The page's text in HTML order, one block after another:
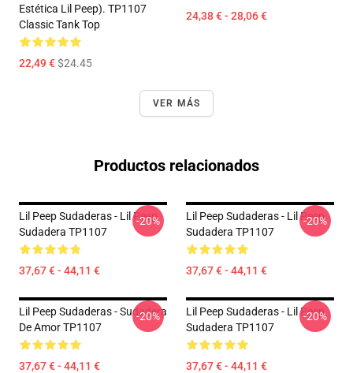
Estética Lil Peep). TP1107
Classic Tank Top
22,49 €$24.45
24,38 € - 28,06 €
VER MÁS
Productos relacionados
Lil Peep Sudaderas - Lil Peep
Sudadera TP1107
37,67 € - 44,11 €
-20%
Lil Peep Sudaderas - Lil Peep
Sudadera TP1107
37,67 € - 44,11 €
-20%
Lil Peep Sudaderas - Sudadera
De Amor TP1107
37,67 € - 44,11 €
-20%
Lil Peep Sudaderas - Lil Peep
Sudadera TP1107
37,67 € - 44,11 €
-20%